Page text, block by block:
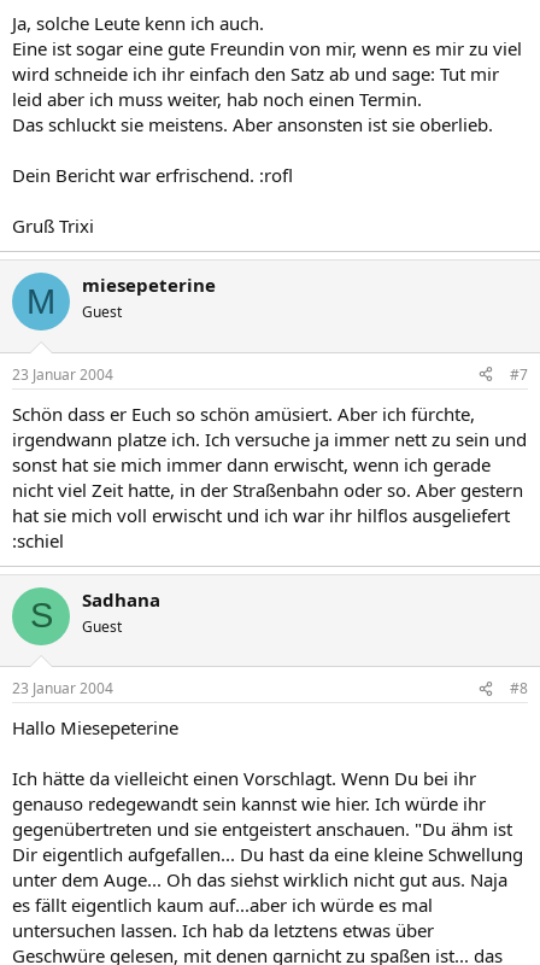
Ja, solche Leute kenn ich auch.
Eine ist sogar eine gute Freundin von mir, wenn es mir zu viel
wird schneide ich ihr einfach den Satz ab und sage: Tut mir
leid aber ich muss weiter, hab noch einen Termin.
Das schluckt sie meistens. Aber ansonsten ist sie oberlieb.
Dein Bericht war erfrischend. :rofl
Gruß Trixi
M miesepeterine
Guest
23 Januar 2004 #7
Schön dass er Euch so schön amüsiert. Aber ich fürchte,
irgendwann platze ich. Ich versuche ja immer nett zu sein und
sonst hat sie mich immer dann erwischt, wenn ich gerade
nicht viel Zeit hatte, in der Straßenbahn oder so. Aber gestern
hat sie mich voll erwischt und ich war ihr hilflos ausgeliefert
:schiel
S Sadhana
Guest
23 Januar 2004 #8
Hallo Miesepeterine
Ich hätte da vielleicht einen Vorschlagt. Wenn Du bei ihr
genauso redegewandt sein kannst wie hier. Ich würde ihr
gegenübertreten und sie entgeistert anschauen. "Du ähm ist
Dir eigentlich aufgefallen... Du hast da eine kleine Schwellung
unter dem Auge... Oh das siehst wirklich nicht gut aus. Naja
es fällt eigentlich kaum auf...aber ich würde es mal
untersuchen lassen. Ich hab da letztens etwas über
Geschwüre gelesen, mit denen garnicht zu spaßen ist... das